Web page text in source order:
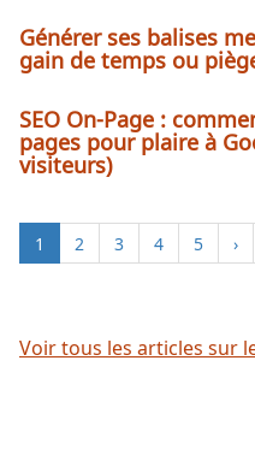
Générer ses balises
gain de temps ou
SEO On-Page :
pages pour plaire à
visiteurs)
1 2 3 4 5 ›
Voir tous les articles sur